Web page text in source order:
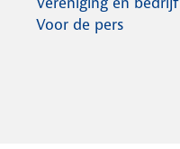
Voor de pers